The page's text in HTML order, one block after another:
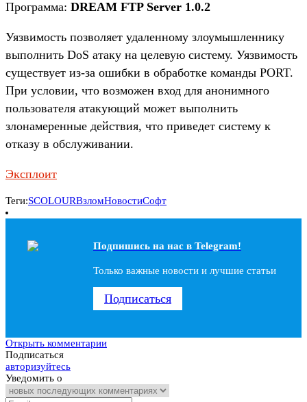
Программа: DREAM FTP Server 1.0.2
Уязвимость позволяет удаленному злоумышленнику
выполнить DoS атаку на целевую систему. Уязвимость
существует из-за ошибки в обработке команды PORT.
При условии, что возможен вход для анонимного
пользователя атакующий может выполнить
злонамеренные действия, что приведет систему к
отказу в обслуживании.
Эксплоит
Теги:SCOLOURВзломНовостиСофт
Подпишись на наc в Telegram!
Только важные новости и лучшие статьи
Подписаться
Открыть комментарии
Подписаться
авторизуйтесь
Уведомить о